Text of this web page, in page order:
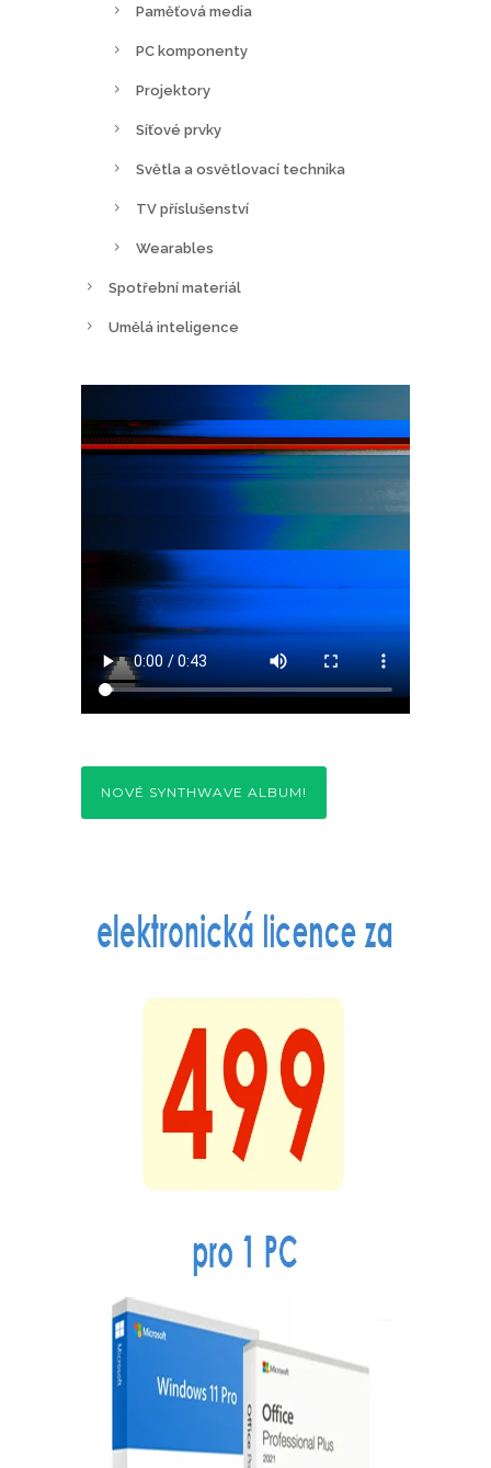
Paměťová media
PC komponenty
Projektory
Síťové prvky
Světla a osvětlovací technika
TV příslušenství
Wearables
Spotřební materiál
Umělá inteligence
NOVÉ SYNTHWAVE ALBUM!